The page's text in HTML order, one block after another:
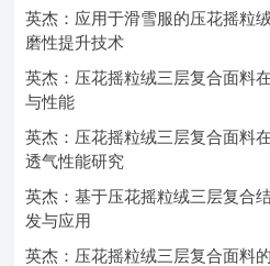
英杰：应用于滑雪服的压花摇粒
磨性提升技术
英杰：压花摇粒绒三层复合面料
与性能
英杰：压花摇粒绒三层复合面料
透气性能研究
英杰：基于压花摇粒绒三层复合
发与应用
英杰：压花摇粒绒三层复合面料